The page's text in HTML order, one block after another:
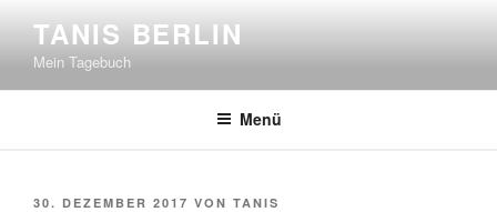
springen
TANIS BERLIN
Mein Tagebuch
Menü
VERÖFFENTLICHT
30. DEZEMBER 2017 VON TANIS